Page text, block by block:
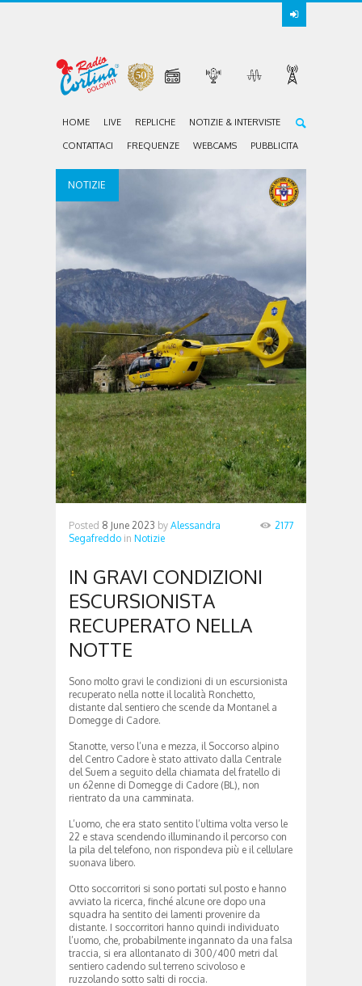
HOME LIVE REPLICHE NOTIZIE & INTERVISTE
CONTATTACI FREQUENZE WEBCAMS PUBBLICITA
NOTIZIE
Posted 8 June 2023 by Alessandra
Segafreddo in Notizie
2177
IN GRAVI CONDIZIONI
ESCURSIONISTA
RECUPERATO NELLA
NOTTE
Sono molto gravi le condizioni di un escursionista
recuperato nella notte il località Ronchetto,
distante dal sentiero che scende da Montanel a
Domegge di Cadore.
Stanotte, verso l’una e mezza, il Soccorso alpino
del Centro Cadore è stato attivato dalla Centrale
del Suem a seguito della chiamata del fratello di
un 62enne di Domegge di Cadore (BL), non
rientrato da una camminata.
L’uomo, che era stato sentito l’ultima volta verso le
22 e stava scendendo illuminando il percorso con
la pila del telefono, non rispondeva più e il cellulare
suonava libero.
Otto soccorritori si sono portati sul posto e hanno
avviato la ricerca, finché alcune ore dopo una
squadra ha sentito dei lamenti provenire da
distante. I soccorritori hanno quindi individuato
l’uomo, che, probabilmente ingannato da una falsa
traccia, si era allontanato di 300/400 metri dal
sentiero cadendo sul terreno scivoloso e
ruzzolando sotto salti di roccia.